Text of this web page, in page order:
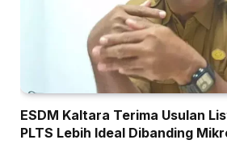
ESDM Kaltara Terima Usulan
PLTS Lebih Ideal Dibanding